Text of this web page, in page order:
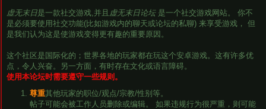
虚无末日是一款社交游戏,并且 虚无末日论坛是一个社交游戏网站。 你不
是必须要使用社交功能(比如游戏内的聊天或论坛的私聊) 来享受游戏， 但
是我们认为这是使游戏变得更有趣的重要原因。
这个社区是国际化的；世界各地的玩家都在玩这个安卓游戏。这有许多优
点，令人兴奋。另一方面，有时存在文化或语言障碍。
使用本论坛时需要遵守一些规则。
尊重其他玩家的职位/观点/宗教/性别等。
帖子可能会被工作人员删除或编辑。 如果违规行为很严重，则可能